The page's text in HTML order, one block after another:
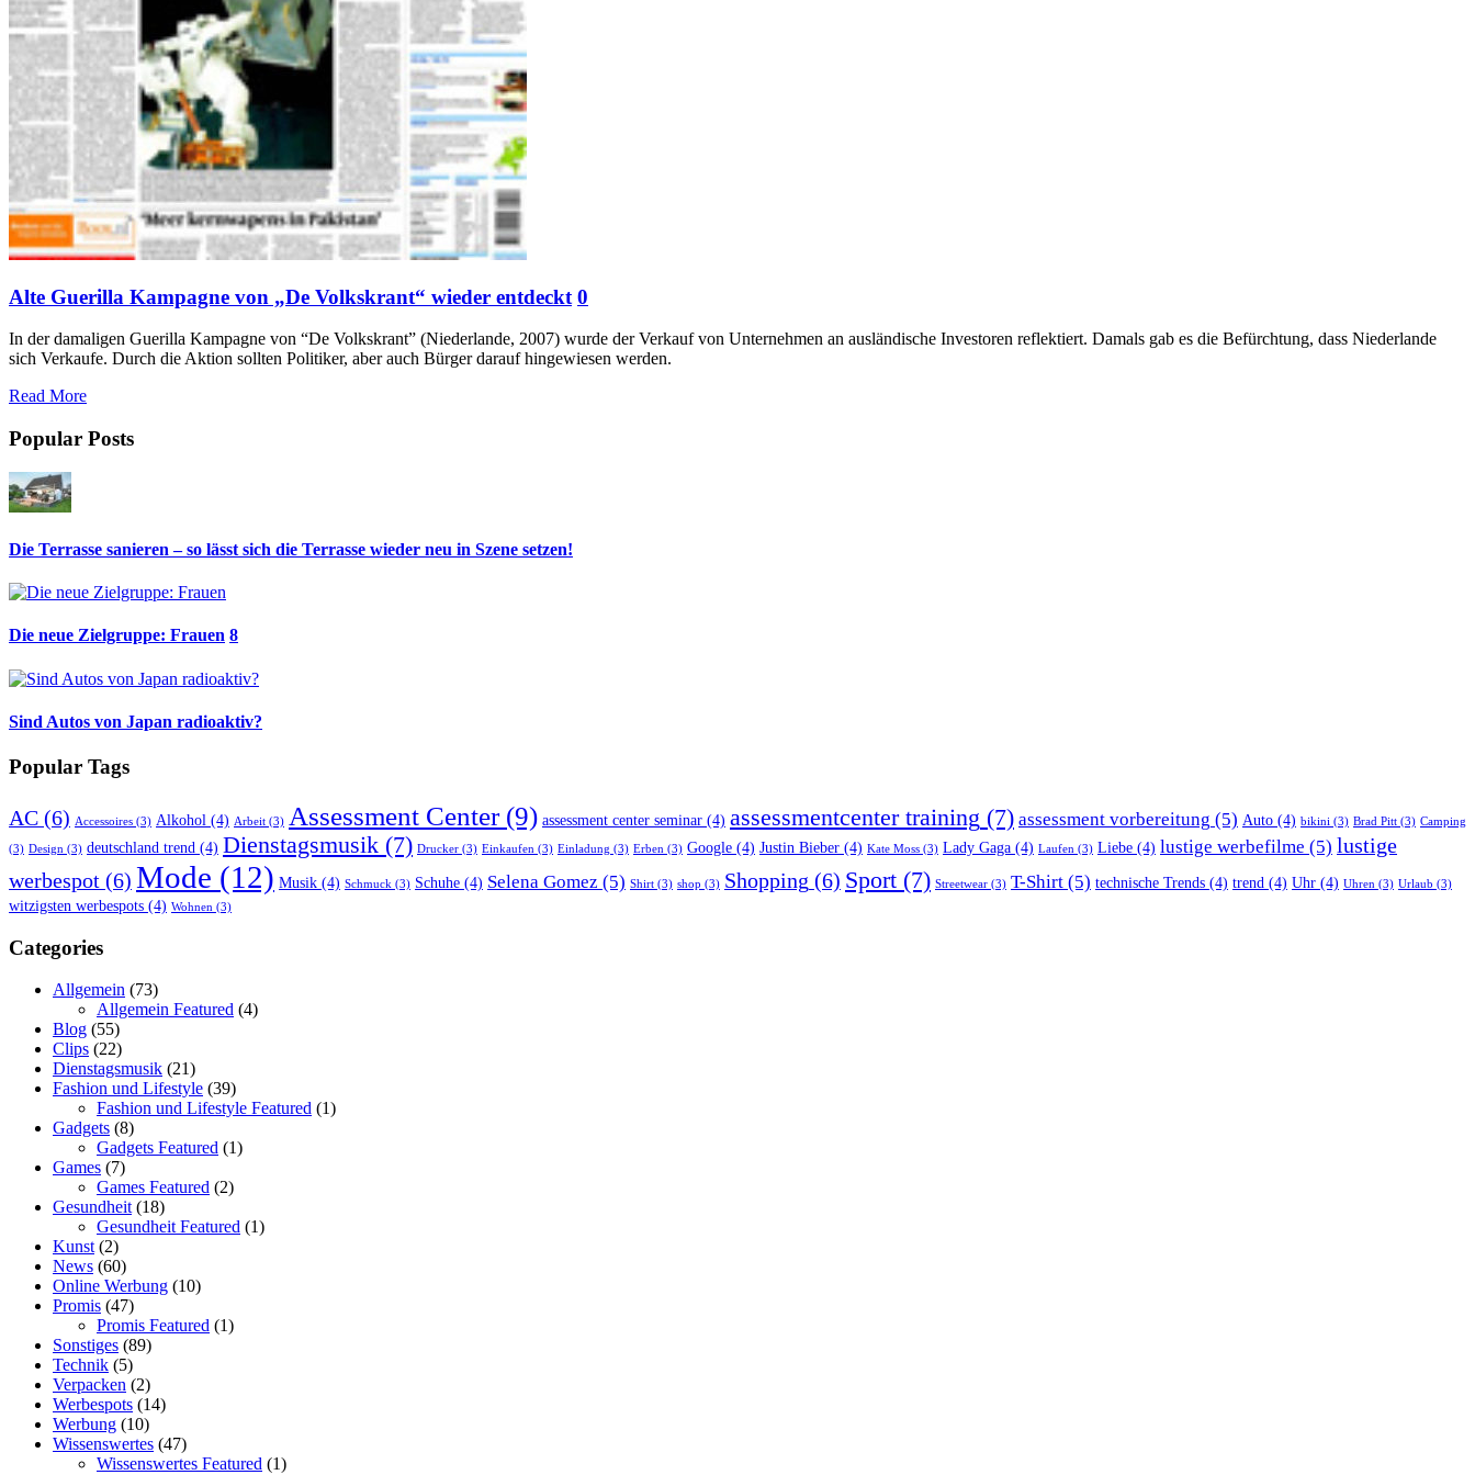
Alte Guerilla Kampagne von „De Volkskrant“ wieder entdeckt 0
In der damaligen Guerilla Kampagne von “De Volkskrant” (Niederlande, 2007) wurde der Verkauf von Unternehmen an ausländische Investoren reflektiert. Damals gab es die Befürchtung, dass Niederlande
sich Verkaufe. Durch die Aktion sollten Politiker, aber auch Bürger darauf hingewiesen werden.
Read More
Popular Posts
Die Terrasse sanieren – so lässt sich die Terrasse wieder neu in Szene setzen!
Die neue Zielgruppe: Frauen 8
Sind Autos von Japan radioaktiv?
Popular Tags
AC (6) Accessoires (3) Alkohol (4) Arbeit (3) Assessment Center(9) assessment center seminar (4) assessmentcenter training (7) assessment vorbereitung (5) Auto (4) bikini (3) Brad Pitt (3) Camping
(3) Design (3) deutschland trend (4) Dienstagsmusik (7) Drucker (3) Einkaufen (3) Einladung (3) Erben (3) Google (4) Justin Bieber (4) Kate Moss (3) Lady Gaga (4) Laufen (3) Liebe (4) lustige werbefilme (5) lustige
werbespot (6) Mode (12) Musik (4) Schmuck (3) Schuhe (4) Selena Gomez (5) Shirt (3) shop (3) Shopping (6) Sport (7) Streetwear (3) T-Shirt (5) technische Trends (4) trend (4) Uhr (4) Uhren (3) Urlaub (3)
witzigsten werbespots (4) Wohnen (3)
Categories
Allgemein (73)
Allgemein Featured (4)
Blog (55)
Clips (22)
Dienstagsmusik (21)
Fashion und Lifestyle (39)
Fashion und Lifestyle Featured (1)
Gadgets (8)
Gadgets Featured (1)
Games (7)
Games Featured (2)
Gesundheit(18)
Gesundheit Featured (1)
Kunst(2)
News (60)
Online Werbung (10)
Promis (47)
Promis Featured (1)
Sonstiges (89)
Technik (5)
Verpacken (2)
Werbespots (14)
Werbung (10)
Wissenswertes (47)
Wissenswertes Featured (1)